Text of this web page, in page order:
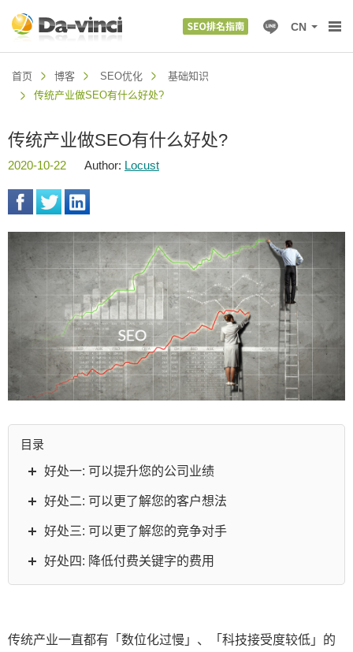
CN
首页 博客 SEO优化
基础知识
传统产业做SEO有什么好处?
传统产业做SEO有什么好处?
2020-10-22 Author: Locust
目录
好处一: 可以提升您的公司业绩
好处二: 可以更了解您的客户想法
好处三: 可以更了解您的竞争对手
好处四: 降低付费关键字的费用
传统产业一直都有「数位化过慢」、「科技接受度较低」的